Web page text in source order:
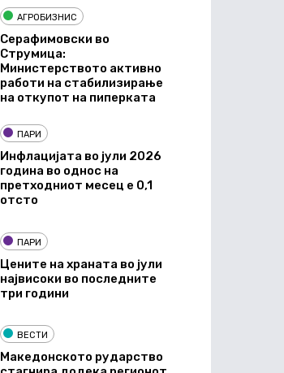
АГРОБИЗНИС
Серафимовски во
Струмица:
Министерството активно
работи на стабилизирање
на откупот на пиперката
ПАРИ
Инфлацијата во јули 2026
година во однос на
претходниот месец е 0,1
отсто
ПАРИ
Цените на храната во јули
највисоки во последните
три години
ВЕСТИ
Македонското рударство